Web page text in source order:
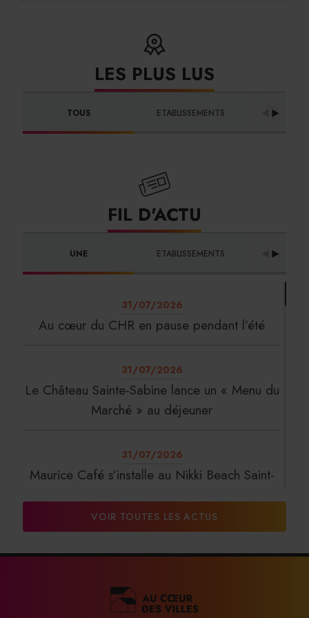
LES PLUS LUS
TOUS ETABLISSEMENTS
FIL D'ACTU
UNE ETABLISSEMENTS
31/07/2026
Au cœur du CHR en pause pendant l’été
31/07/2026
Le Château Sainte-Sabine lance un « Menu du
Marché » au déjeuner
31/07/2026
Maurice Café s’installe au Nikki Beach Saint-
DalterFood Group franchit les 200 millions
VOIR TOUTES LES ACTUS